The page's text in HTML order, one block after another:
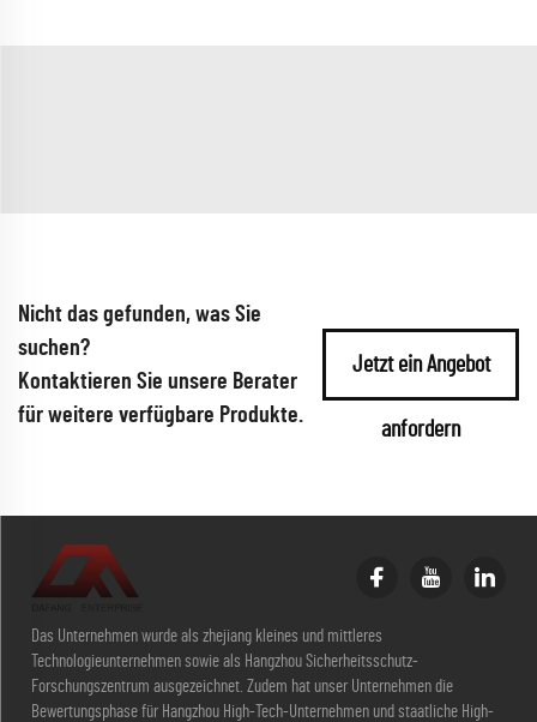
Nicht das gefunden, was Sie
suchen?
Kontaktieren Sie unsere Berater
für weitere verfügbare Produkte.
Jetzt ein Angebot
anfordern
Das Unternehmen wurde als zhejiang kleines und mittleres
Technologieunternehmen sowie als Hangzhou Sicherheitsschutz-
Forschungszentrum ausgezeichnet. Zudem hat unser Unternehmen die
Bewertungsphase für Hangzhou High-Tech-Unternehmen und staatliche High-